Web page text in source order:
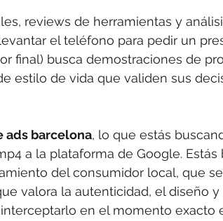
reviews de herramientas y
el teléfono para pedir un
final) busca demostraciones de
estilo de vida que validen sus
ads barcelona, lo que estás
a la plataforma de Google. Estás
del consumidor local, que
valora la autenticidad, el diseño
en el momento exacto